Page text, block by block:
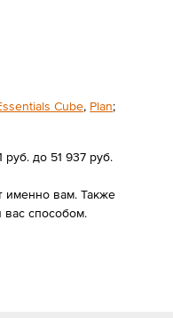
Cube, Plan;
до 51 937 руб.
именно вам. Также
способом.